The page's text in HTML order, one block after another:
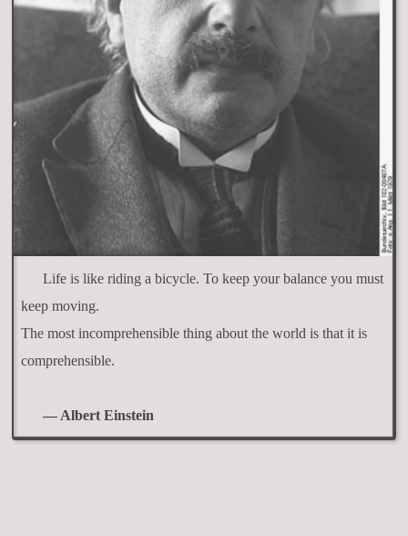
Life is like riding a bicycle. To keep your balance you must
keep moving.
The most incomprehensible thing about the world is that it is
comprehensible.
— Albert Einstein